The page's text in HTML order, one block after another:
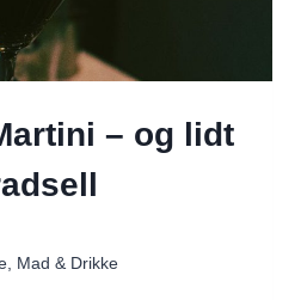
– og lidt
, Mad & Drikke